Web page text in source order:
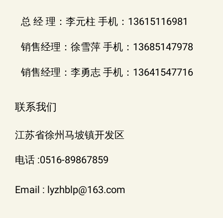
总 经 理：李元柱 手机：13615116981
销售经理：徐雪萍 手机：13685147978
销售经理：李勇志 手机：13641547716
联系我们
江苏省徐州马坡镇开发区
电话 :0516-89867859
Email : lyzhblp@163.com